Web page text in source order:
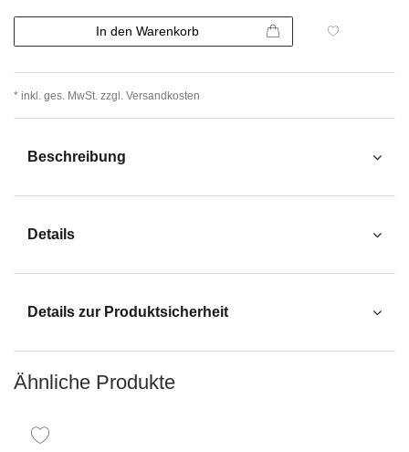
In den Warenkorb
* inkl. ges. MwSt. zzgl. Versandkosten
Beschreibung
Details
Details zur Produktsicherheit
Ähnliche Produkte